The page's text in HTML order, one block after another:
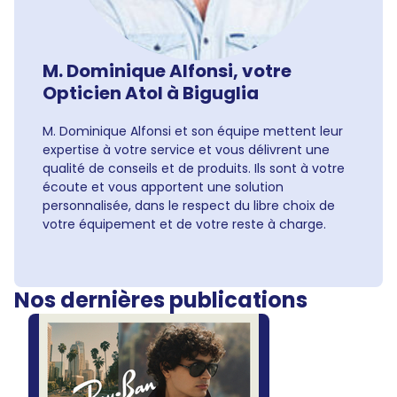
M. Dominique Alfonsi, votre
Opticien Atol à Biguglia
M. Dominique Alfonsi et son équipe mettent leur
expertise à votre service et vous délivrent une
qualité de conseils et de produits. Ils sont à votre
écoute et vous apportent une solution
personnalisée, dans le respect du libre choix de
votre équipement et de votre reste à charge.
Nos dernières publications